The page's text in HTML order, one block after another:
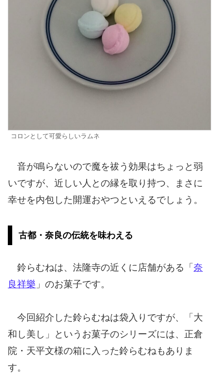
コロンとして可愛らしいラムネ
音が鳴らないので魔を祓う効果はちょっと弱
いですが、近しい人との縁を取り持つ、まさに
幸せを内包した開運おやつといえるでしょう。
古都・奈良の伝統を味わえる
鈴らむねは、法隆寺の近くに店舗がある「奈
良祥樂 」のお菓子です。
今回紹介した鈴らむねは袋入りですが、「大
和し美し」というお菓子のシリーズには、正倉
院・天平文様の箱に入った鈴らむねもありま
す。